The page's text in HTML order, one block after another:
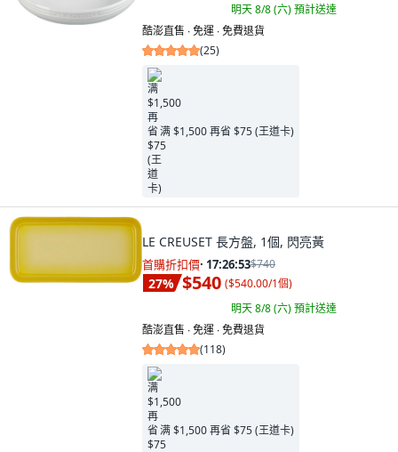
明天 8/8 (六)預計送達
酷澎直售 ∙ 免運 ∙ 免費退貨
(25)
满 $1,500 再省 $75 (王道卡)
LE CREUSET 長方盤, 1個, 閃亮黃
首購折扣價· 17:26:52$740
27% $540 ($540.00/1個)
明天 8/8 (六)預計送達
酷澎直售 ∙ 免運 ∙ 免費退貨
(118)
满 $1,500 再省 $75 (王道卡)